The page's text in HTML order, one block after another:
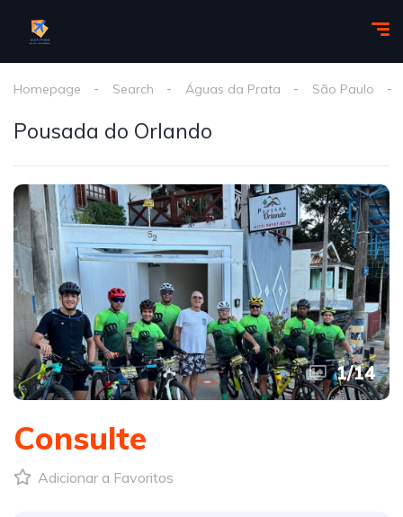
Homepage Search Águas da Prata São Paulo
Pousada do Orlando
1/14
Consulte
Adicionar a Favoritos